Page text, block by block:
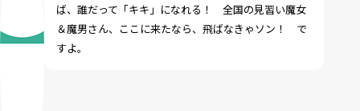
ば、誰だって「キキ」になれる！ 全国の見習い魔女
＆魔男さん、ここに来たなら、飛ばなきゃソン！ で
すよ。